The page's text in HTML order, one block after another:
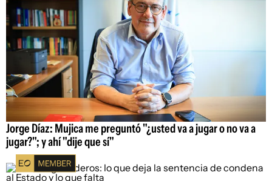
Jorge Díaz: Mujica me preguntó "¿usted va a jugar o no va a
jugar?"; y ahí "dije que sí"